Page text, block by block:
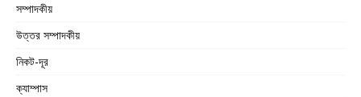
সম্পাদকীয়
উত্তর সম্পাদকীয়
নিকট-দূর
ক্যাম্পাস